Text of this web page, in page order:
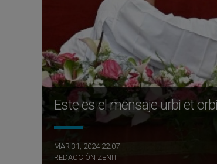
Este es el mensaje urbi et
MAR 31, 2024 22:07
REDACCIÓN ZENIT